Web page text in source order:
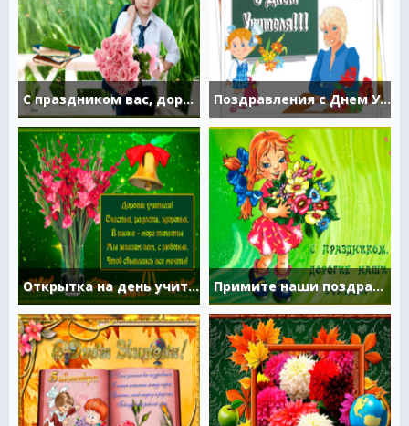
С праздником вас, дорогие учителя! Поздравления с Днем Учителя
Открытка на день учителя со стихами Примите наши поздравления с Днём учителя 2022